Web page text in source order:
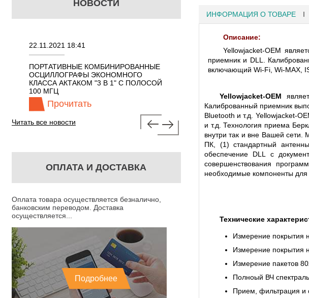
НОВОСТИ
22.11.2021 18:41
ПОРТАТИВНЫЕ КОМБИНИРОВАННЫЕ
ОСЦИЛЛОГРАФЫ ЭКОНОМНОГО
КЛАССА АКТАКОМ "3 В 1" С ПОЛОСОЙ
100 МГЦ
Прочитать
ОСЦИЛЛОГРАФЫ KEYSIGHT
TECHNOLOGIES СЕРИИ UXR
Прочитать
Читать все новости
ОПЛАТА И ДОСТАВКА
Оплата товара осуществляется безналично,
банковским переводом. Доставка
осуществляется...
Подробнее
ИНФОРМАЦИЯ О ТОВАРЕ
Описание:
Yellowjacket-OEM
приемник и DLL.
включающий Wi-Fi, Wi-MAX,
Yellowjacket-OEM
Калиброванный приемник
Bluetooth и т.д. Yellowjacket-
и т.д. Технология приема
внутри так и вне Вашей сети.
ПК, (1) стандартный
обеспечение DLL с
совершенствования
необходимые компоненты для
Технические
Измерение покрытия
Измерение покрытия
Измерение пакетов
Полноый ВЧ
Прием, фильтрация и